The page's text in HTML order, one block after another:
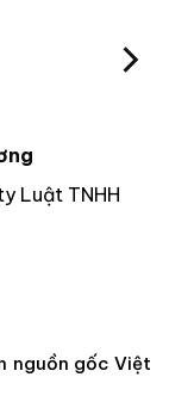
Luật TNHH
nguồn gốc Việt